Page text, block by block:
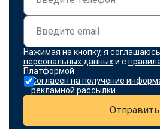
Нажимая на кнопку, я
персональных данныхи с
Платформой
Согласен на получение
рекламной рассылки
Отправить